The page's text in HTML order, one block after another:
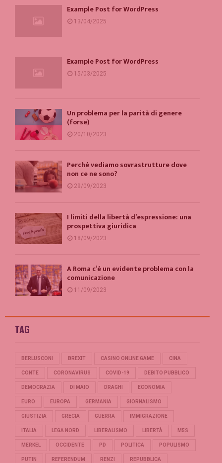
Example Post for WordPress
13/04/2025
Example Post for WordPress
15/03/2025
Un problema per la parità di genere
(forse)
20/10/2023
Perché vediamo sovrastrutture dove
non ce ne sono?
29/09/2023
I limiti della libertà d’espressione: una
prospettiva giuridica
18/09/2023
A Roma c’è un evidente problema con la
comunicazione
11/09/2023
TAG
BERLUSCONI BREXIT CASINO ONLINE GAME CINA
CONTE CORONAVIRUS COVID-19 DEBITO PUBBLICO
DEMOCRAZIA DI MAIO DRAGHI ECONOMIA
EURO EUROPA GERMANIA GIORNALISMO
GIUSTIZIA GRECIA GUERRA IMMIGRAZIONE
ITALIA LEGA NORD LIBERALISMO LIBERTÀ M5S
MERKEL OCCIDENTE PD POLITICA POPULISMO
PUTIN REFERENDUM RENZI REPUBBLICA